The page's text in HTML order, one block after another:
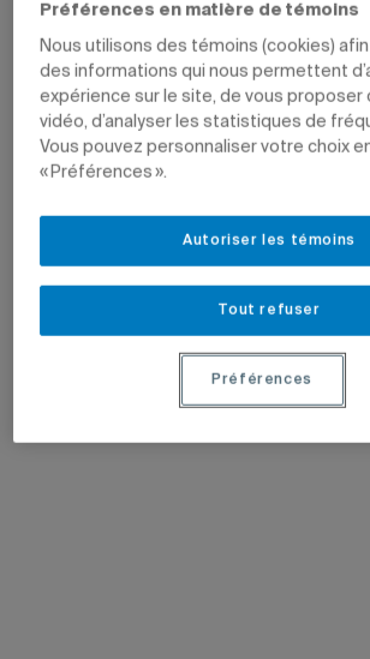
Préférences en matière de témoins
Nous utilisons des témoins (cookies)
des informations qui nous permettent
expérience sur le site, de vous proposer
vidéo, d’analyser les statistiques de
Vous pouvez personnaliser votre choix
« Préférences ».
Tout refuser
Autoriser les témoins
Préférences